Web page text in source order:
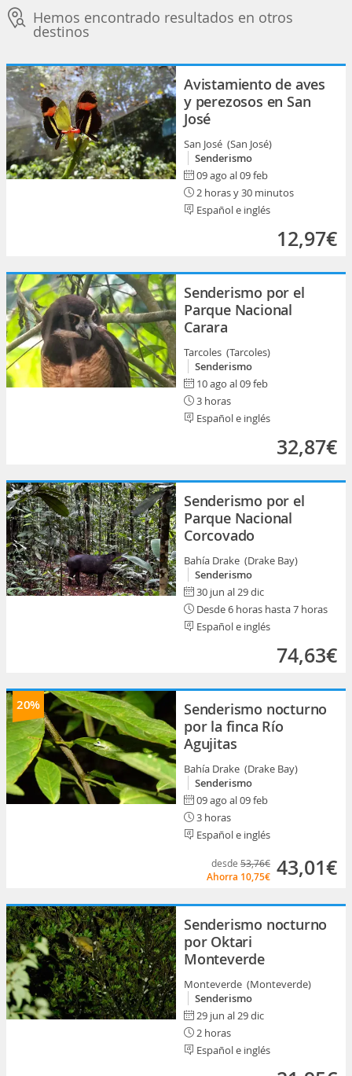
Hemos encontrado resultados en otros
destinos
Avistamiento de aves
y perezosos en San
José
San José (San José)
Senderismo
09 ago al 09 feb
2 horas y 30 minutos
Español e inglés
12,97€
Senderismo por el
Parque Nacional
Carara
Tarcoles (Tarcoles)
Senderismo
10 ago al 09 feb
3 horas
Español e inglés
32,87€
Senderismo por el
Parque Nacional
Corcovado
Bahía Drake (Drake Bay)
Senderismo
30 jun al 29 dic
Desde 6 horas hasta 7 horas
Español e inglés
74,63€
20%
Senderismo nocturno
por la finca Río
Agujitas
Bahía Drake (Drake Bay)
Senderismo
09 ago al 09 feb
3 horas
Español e inglés
desde 53,76€
Ahorra 10,75€ 43,01€
Senderismo nocturno
por Oktari
Monteverde
Monteverde (Monteverde)
Senderismo
29 jun al 29 dic
2 horas
Español e inglés